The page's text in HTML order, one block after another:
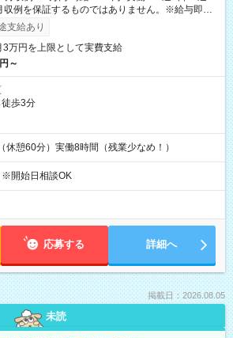
例を保証するものではありません。※給与即受
用可（利用条件有）
支給あり
3万円を上限として実費支給
～
歩3分
休憩60分）実働8時間（残業少なめ！）
開始日相談OK
応募する 詳細へ
掲載日：2026.08.05
未読